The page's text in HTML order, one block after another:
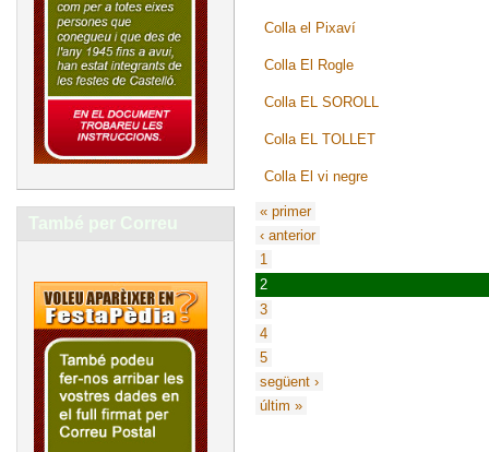
També per Correu
Colla el Pixaví
Colla El Rogle
Colla EL SOROLL
Colla EL TOLLET
Colla El vi negre
« primer
‹ anterior
1
2
3
4
5
següent ›
últim »